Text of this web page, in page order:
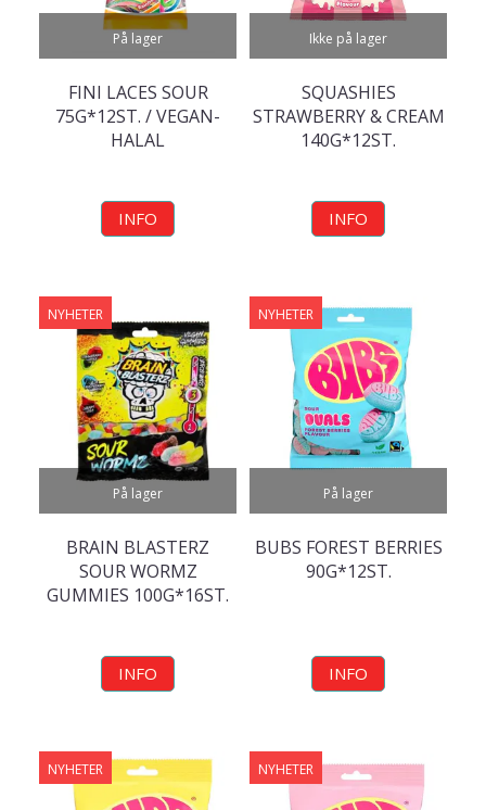
På lager
FINI LACES SOUR
75G*12ST. / VEGAN-
HALAL
INFO
Ikke på lager
SQUASHIES
STRAWBERRY & CREAM
140G*12ST.
INFO
På lager
NYHETER
BRAIN BLASTERZ
SOUR WORMZ
GUMMIES 100G*16ST.
INFO
På lager
NYHETER
BUBS FOREST BERRIES
90G*12ST.
INFO
NYHETER NYHETER